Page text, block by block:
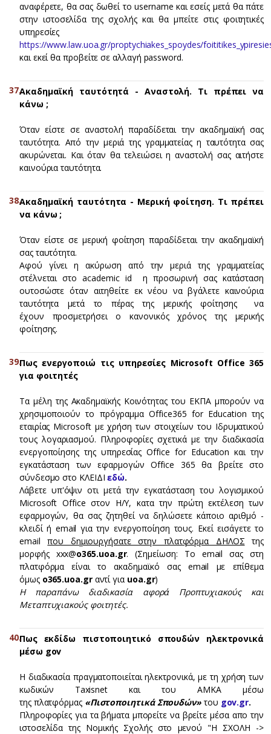
αναφέρετε, θα σας δωθεί το username και εσείς μετά θα πάτε
στην ιστοσελίδα της σχολής και θα μπείτε στις φοιτητικές
υπηρεσίες
https://www.law.uoa.gr/proptychiakes_spoydes/
και εκεί θα προβείτε σε αλλαγή password.
Ακαδημαϊκή ταυτότητά - Αναστολή. Τι πρέπει να
κάνω ;
Όταν είστε σε αναστολή παραδίδεται την ακαδημαϊκή σας
ταυτότητα. Από την μεριά της γραμματείας η ταυτότητα σας
ακυρώνεται. Και όταν θα τελειώσει η αναστολή σας αιτήστε
καινούρια ταυτότητα.
Ακαδημαϊκή ταυτότητα - Μερική φοίτηση. Τι πρέπει
να κάνω ;
Όταν είστε σε μερική φοίτηση παραδίδεται την ακαδημαϊκή
σας ταυτότητα.
Αφού γίνει η ακύρωση από την μεριά της γραμματείας
στέλνεται στο academic id η προσωρινή σας κατάσταση
ουτοσώστε όταν αιτηθείτε εκ νέου να βγάλετε καινούρια
ταυτότητα μετά το πέρας της μερικής φοίτησης να
έχουν προσμετρήσει ο κανονικός χρόνος της μερικής
φοίτησης.
Πως ενεργοποιώ τις υπηρεσίες Microsoft Office 365
για φοιτητές
Τα μέλη της Ακαδημαϊκής Κοινότητας του ΕΚΠΑ μπορούν να
χρησιμοποιούν το πρόγραμμα Office365 for Education της
εταιρίας Microsoft με χρήση των στοιχείων του Ιδρυματικού
τους λογαριασμού. Πληροφορίες σχετικά με την διαδικασία
ενεργοποίησης της υπηρεσίας Office for Education και την
εγκατάσταση των εφαρμογών Office 365 θα βρείτε στο
σύνδεσμο στο ΚΛΕΙΔΙεδώ.
Λάβετε υπ'όψιν οτι μετά την εγκατάσταση του λογισμικού
Microsoft Office στον Η/Υ, κατα την πρώτη εκτέλεση των
εφαρμογών, θα σας ζητηθεί να δηλώσετε κάποιο αριθμό -
κλειδί ή email για την ενεργοποίηση τους. Εκεί εισάγετε το
emailπου δημιουργήσατε στην πλατφόρμα ΔΗΛΟΣ της
μορφής xxx@o365.uoa.gr. (Σημείωση: To email σας στη
πλατφόρμα είναι το ακαδημαϊκό σας email με επίθεμα
όμως o365.uoa.grαντί για uoa.gr)
Η παραπάνω διαδικασία αφορά Προπτυχιακούς και
Μεταπτυχιακούς φοιτητές.
Πως εκδίδω πιστοποιητικό σπουδών ηλεκτρονικά
μέσω gov
Η διαδικασία πραγματοποιείται ηλεκτρονικά, με τη χρήση των
κωδικών Taxisnet και του ΑΜΚΑ μέσω
της πλατφόρμας «Πιστοποιητικά Σπουδών»του gov.gr.
Πληροφορίες για τα βήματα μπορείτε να βρείτε μέσα απο την
ιστοσελίδα της Νομικής Σχολής στο μενού "Η ΣΧΟΛΗ ->